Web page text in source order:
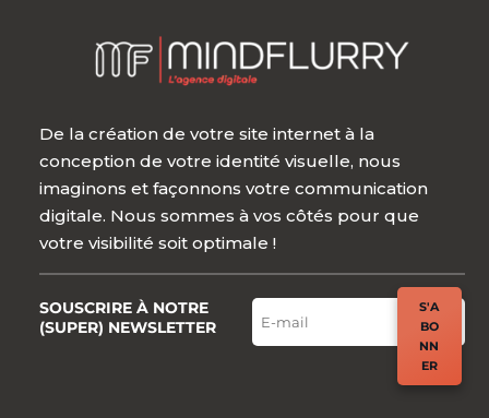
De la création de votre site internet à la
conception de votre identité visuelle, nous
imaginons et façonnons votre communication
digitale. Nous sommes à vos côtés pour que
votre visibilité soit optimale !
SOUSCRIRE À NOTRE
(SUPER) NEWSLETTER
S'A
BO
NN
ER